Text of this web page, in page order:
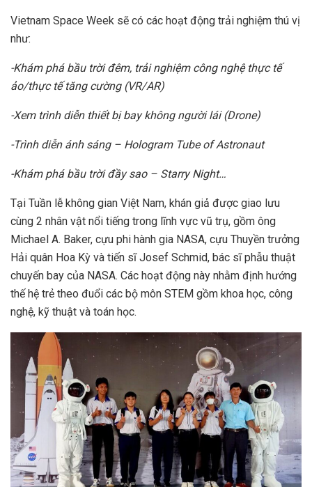
Vietnam Space Week sẽ có các hoạt động trải nghiệm thú vị
như:
-Khám phá bầu trời đêm, trải nghiệm công nghệ thực tế
ảo/thực tế tăng cường (VR/AR)
-Xem trình diễn thiết bị bay không người lái (Drone)
-Trình diễn ánh sáng – Hologram Tube of Astronaut
-Khám phá bầu trời đầy sao – Starry Night…
Tại Tuần lễ không gian Việt Nam, khán giả được giao lưu
cùng 2 nhân vật nổi tiếng trong lĩnh vực vũ trụ, gồm ông
Michael A. Baker, cựu phi hành gia NASA, cựu Thuyền trưởng
Hải quân Hoa Kỳ và tiến sĩ Josef Schmid, bác sĩ phẫu thuật
chuyến bay của NASA. Các hoạt động này nhằm định hướng
thế hệ trẻ theo đuổi các bộ môn STEM gồm khoa học, công
nghệ, kỹ thuật và toán học.